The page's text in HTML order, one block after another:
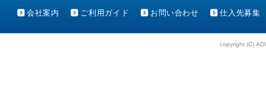
会社案内 ご利用ガイド お問い合わせ 仕入先募集
copyright (C)